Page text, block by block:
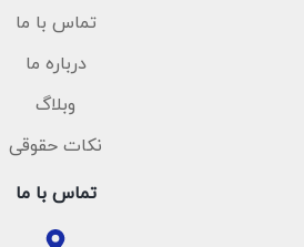
تماس با ما
درباره ما
وبلاگ
نکات حقوقی
تماس با ما